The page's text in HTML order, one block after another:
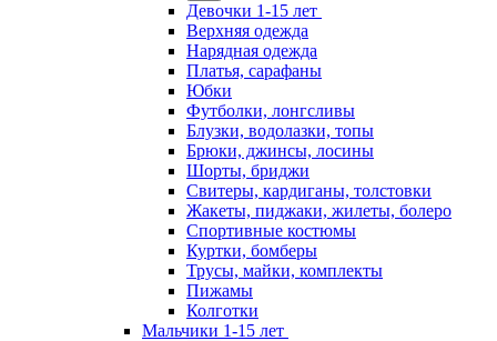
Девочки 1-15 лет
Верхняя одежда
Нарядная одежда
Платья, сарафаны
Юбки
Футболки, лонгсливы
Блузки, водолазки, топы
Брюки, джинсы, лосины
Шорты, бриджи
Свитеры, кардиганы, толстовки
Жакеты, пиджаки, жилеты, болеро
Спортивные костюмы
Куртки, бомберы
Трусы, майки, комплекты
Пижамы
Колготки
Мальчики 1-15 лет